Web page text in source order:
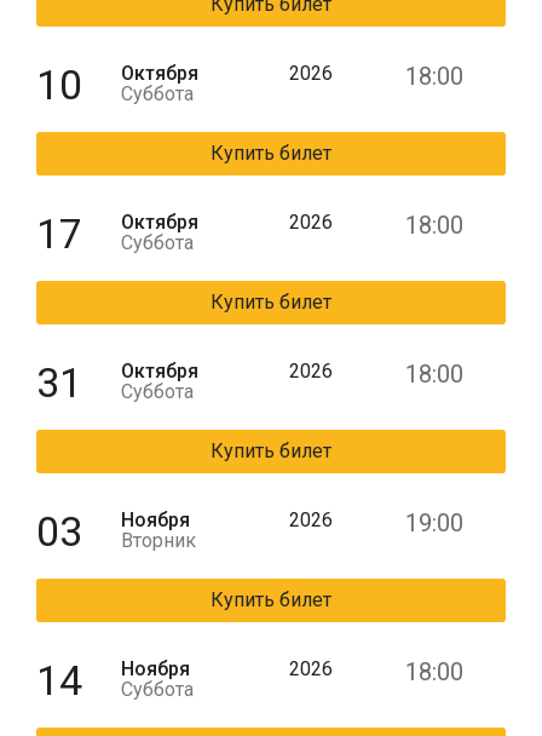
10
Октября
Суббота
2026 18:00
Купить билет
17
Октября
Суббота
2026 18:00
Купить билет
31
Октября
Суббота
2026 18:00
Купить билет
03
Ноября
Вторник
2026 19:00
Купить билет
14
Ноября
Суббота
2026 18:00